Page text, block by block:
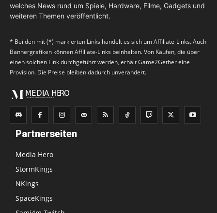
welches News rund um Spiele, Hardware, Filme, Gadgets und
weiteren Themen veröffentlicht.
* Bei den mit (*) markierten Links handelt es sich um Affiliate-Links. Auch
Bannergrafiken können Affiliate-Links beinhalten. Von Käufen, die über
einen solchen Link durchgeführt werden, erhält Game2Gether eine
Provision. Die Preise bleiben dadurch unverändert.
Partnerseiten
Media Hero
StormKings
NKings
SpaceKings